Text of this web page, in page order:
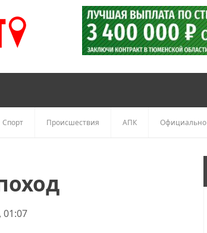
Спорт Происшествия АПК Официально